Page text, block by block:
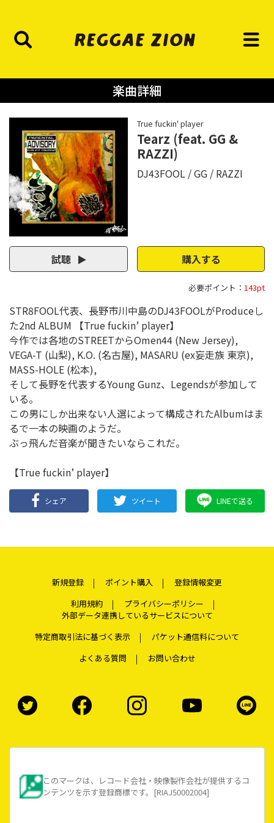
楽曲詳細
True fuckin' player
Tearz (feat. GG &
RAZZI)
DJ43FOOL GG RAZZI
試聴 購入する
必要ポイント： 143pt
STR8FOOL代表、長野市川中島のDJ43FOOLがProduceし
た2nd ALBUM 【True fuckin’ player】
今作では各地のSTREETからOmen44 (New Jersey),
VEGA-T (山梨), K.O. (名古屋), MASARU (ex妄走族 東京),
MASS-HOLE (松本),
そして長野を代表するYoung Gunz、Legendsが参加して
いる。
この男にしか出来ない人選によって構成されたAlbumはま
るで一本の映画のようだ。
ぶっ飛んだ音楽が聞きたいならこれだ。
【True fuckin’ player】
シェア ツイート LINEで送る
新規登録 ポイント購入
登録情報変更
利用規約
プライバシーポリシー
外部データ連携しているサービスについて
特定商取引法に基づく表示
パケット通信料について
よくある質問
お問い合わせ
このマークは、レコード会社・映像製作会社が提供するコ
ンテンツを示す登録商標です。[RIAJ50002004]